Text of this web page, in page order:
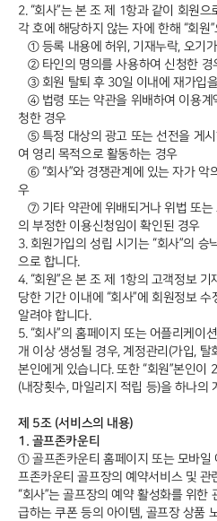
2. “회사”는 본 조 제 1항과 같이 회원
각 호에 해당하지 않는 자에 한해 “회원
① 등록 내용에 허위, 기재누락, 오기
② 타인의 명의를 사용하여 신청한 경
③ 회원 탈퇴 후 30일 이내에 재가입
④ 법령 또는 약관을 위배하여 이용계
청한 경우
⑤ 특정 대상의 광고 또는 선전을 게시
여 영리 목적으로 활동하는 경우
⑥ “회사”와 경쟁관계에 있는 자가 악
우
⑦ 기타 약관에 위배되거나 위법 또는
의 부정한 이용신청임이 확인된 경우
3. 회원가입의 성립 시기는 “회사”의 승
으로 합니다.
4. “회원”은 본 조 제 1항의 고객정보
당한 기간 이내에 “회사”에 회원정보
알려야 합니다.
5. “회사”의 홈페이지 또는 어플리케이
개 이상 생성될 경우, 계정관리(가입, 탈
본인에게 있습니다. 또한 “회원”본인이
(내장횟수, 마일리지 적립 등)을 하나의
제 5조 (서비스의 내용)
1. 골프존카운티
① 골프존카운티 홈페이지 또는 모바일
프존카운티 골프장의 예약서비스 및 관
“회사”는 골프장의 예약 활성화를 위한
급하는 쿠폰 등의 아이템, 골프장 상품